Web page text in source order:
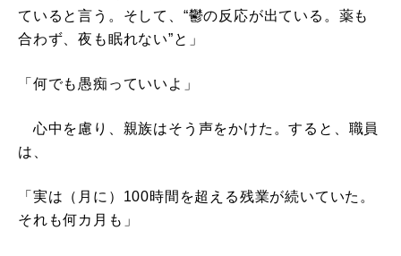
ていると言う。そして、“鬱の反応が出ている。薬も
合わず、夜も眠れない”と」
「何でも愚痴っていいよ」
心中を慮り、親族はそう声をかけた。すると、職員
は、
「実は（月に）100時間を超える残業が続いていた。
それも何カ月も」